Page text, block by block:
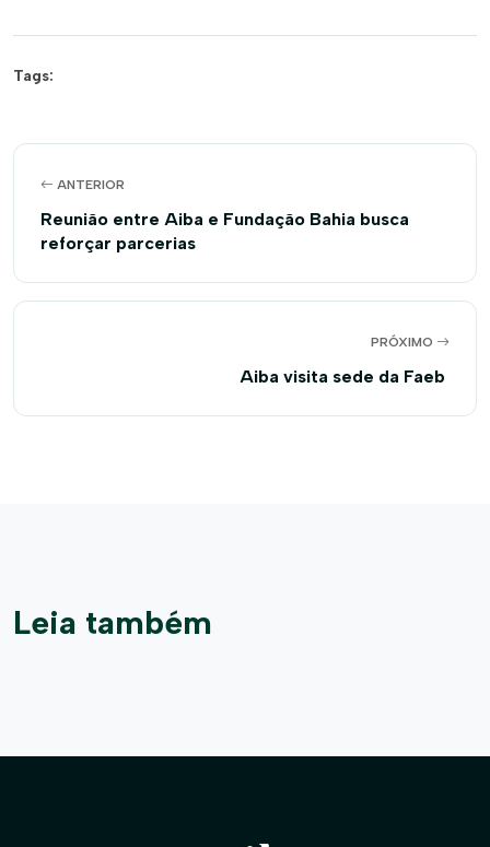
Tags:
ANTERIOR
Reunião entre Aiba e Fundação Bahia busca
reforçar parcerias
PRÓXIMO
Aiba visita sede da Faeb
Leia também